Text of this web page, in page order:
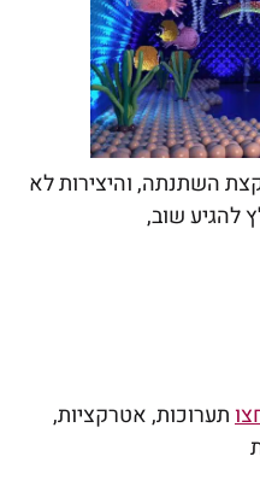
השתנתה, והיצירות לא
להגיע שוב,
תערוכות, אטרקציות,